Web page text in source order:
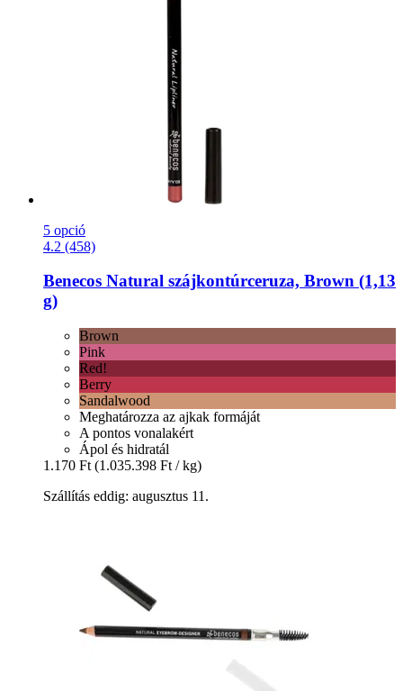
5 opció
4.2 (458)
Benecos Natural szájkontúrceruza, Brown (1,13
g)
Brown
Pink
Red!
Berry
Sandalwood
Meghatározza az ajkak formáját
A pontos vonalakért
Ápol és hidratál
1.170 Ft (1.035.398 Ft / kg)
Szállítás eddig: augusztus 11.